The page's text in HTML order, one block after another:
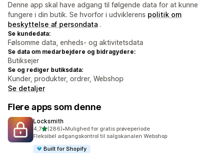
Denne app skal have adgang til følgende data for at kunne
fungere i din butik. Se hvorfor i udviklerens politik om
beskyttelse af persondata .
Se kundedata:
Følsomme data, enheds- og aktivitetsdata
Se data om medarbejdere og bidragydere:
Butiksejer
Se og rediger butiksdata:
Kunder, produkter, ordrer, Webshop
Se detaljer
Flere apps som denne
Locksmith
4,7ud af 5 stjerner
(286)
286 anmeldelser i alt
•Mulighed for gratis prøveperiode
Fleksibel adgangskontrol til salgskanalen Webshop
Built for Shopify